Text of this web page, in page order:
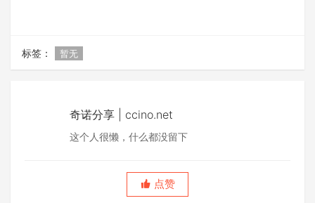
标签： 暂无
奇诺分享 | ccino.net
这个人很懒，什么都没留下
点赞